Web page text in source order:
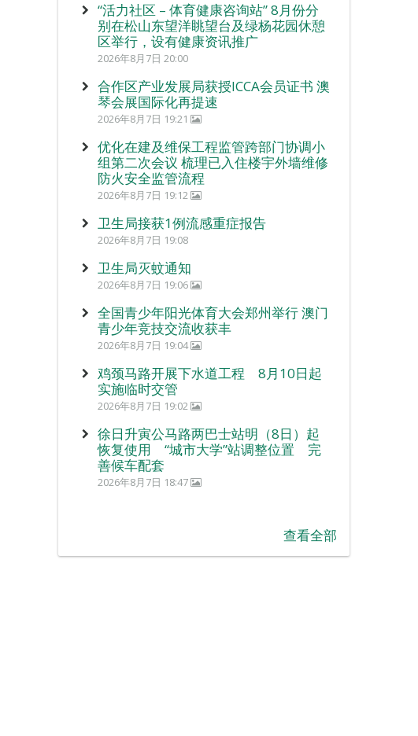
“活力社区 – 体育健康咨询站” 8月份分
别在松山东望洋眺望台及绿杨花园休憩
区举行，设有健康资讯推广
2026年8月7日 20:00
合作区产业发展局获授ICCA会员证书 澳
琴会展国际化再提速
2026年8月7日 19:21
优化在建及维保工程监管跨部门协调小
组第二次会议 梳理已入住楼宇外墙维修
防火安全监管流程
2026年8月7日 19:12
卫生局接获1例流感重症报告
2026年8月7日 19:08
卫生局灭蚊通知
2026年8月7日 19:06
全国青少年阳光体育大会郑州举行 澳门
青少年竞技交流收获丰
2026年8月7日 19:04
鸡颈马路开展下水道工程 8月10日起
实施临时交管
2026年8月7日 19:02
徐日升寅公马路两巴士站明（8日）起
恢复使用 “城市大学”站调整位置 完
善候车配套
2026年8月7日 18:47
查看全部